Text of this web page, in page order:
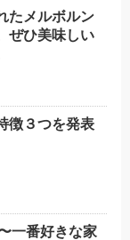
たメルボルン
ぜひ美味しい
徴３つを発表
一番好きな家